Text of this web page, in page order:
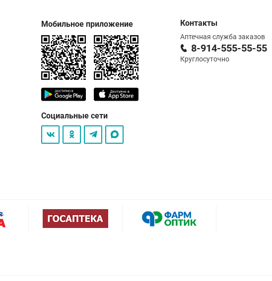
Мобильное приложение
Социальные сети
Контакты
Аптечная служба заказов
8-914-555-55-55
Круглосуточно